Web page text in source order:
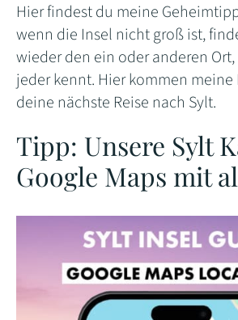
Hier findest du meine
wenn die Insel nicht groß ist,
wieder den ein oder anderen
jeder kennt. Hier kommen
deine nächste Reise nach Sylt.
Tipp: Unsere Sylt
Google Maps mit